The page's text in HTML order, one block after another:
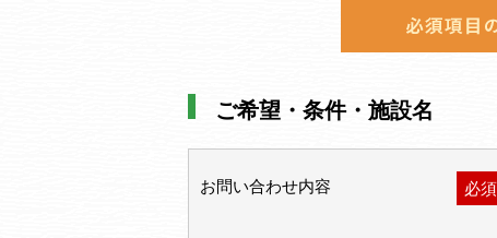
ご希望・条件・施設名
お問い合わせ内容 必須